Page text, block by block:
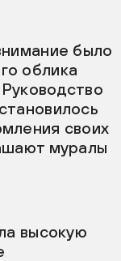
было
облика
своих
муралы
высокую